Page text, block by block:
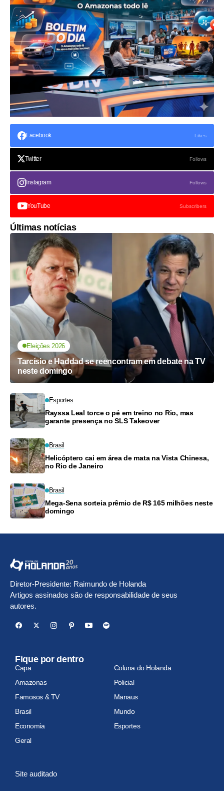
Facebook Likes
Twitter Follows
Instagram Follows
YouTube Subscribers
Últimas notícias
Eleições 2026
Tarcísio e Haddad se reencontram em debate na TV
neste domingo
Esportes
Rayssa Leal torce o pé em treino no Rio, mas
garante presença no SLS Takeover
Brasil
Helicóptero cai em área de mata na Vista Chinesa,
no Rio de Janeiro
Brasil
Mega-Sena sorteia prêmio de R$ 165 milhões neste
domingo
Diretor-Presidente: Raimundo de Holanda
Artigos assinados são de responsabilidade de seus
autores.
Fique por dentro
Capa
Coluna do Holanda
Amazonas
Policial
Famosos & TV
Manaus
Brasil
Mundo
Economia
Esportes
Geral
Site auditado